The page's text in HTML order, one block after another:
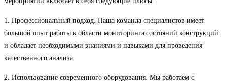
1. Профессиональный подход. Наша команда специалистов имеет
большой опыт работы в области мониторинга состояний конструкций
и обладает необходимыми знаниями и навыками для проведения
качественного анализа.
2. Использование современного оборудования. Мы работаем с